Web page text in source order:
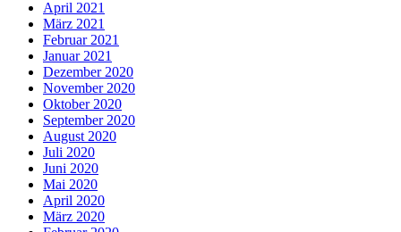
April 2021
März 2021
Februar 2021
Januar 2021
Dezember 2020
November 2020
Oktober 2020
September 2020
August 2020
Juli 2020
Juni 2020
Mai 2020
April 2020
März 2020